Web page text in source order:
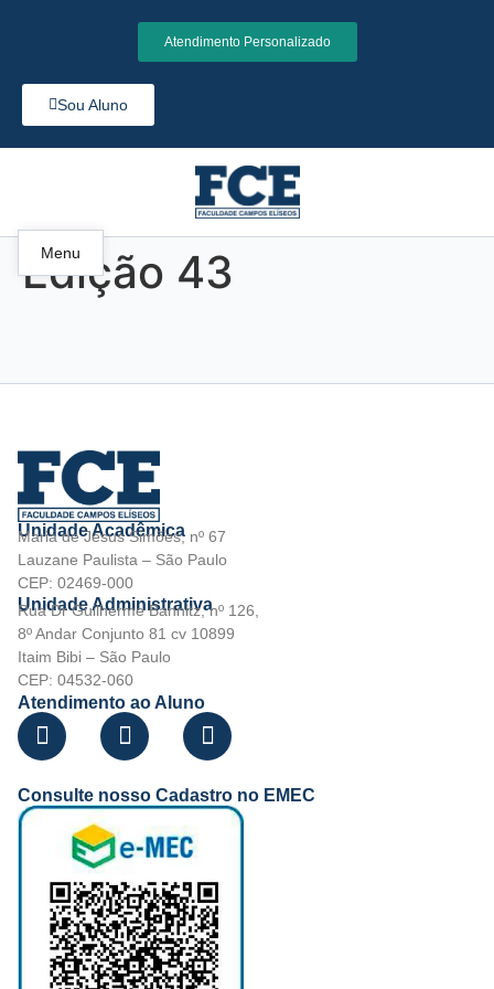
Atendimento Personalizado
Sou Aluno
Menu
Edição 43
Unidade Acadêmica
Maria de Jesus Simões, nº 67
Lauzane Paulista – São Paulo
CEP: 02469-000
Unidade Administrativa
Rua Dr Guilherme Bannitz, nº 126,
8º Andar Conjunto 81 cv 10899
Itaim Bibi – São Paulo
CEP: 04532-060
Atendimento ao Aluno
Consulte nosso Cadastro no EMEC